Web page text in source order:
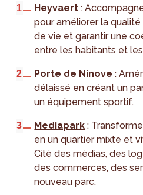
Heyvaert :
pour améliorer la qualité
de vie et garantir une
entre les habitants et
Porte de Ninove :
délaissé en créant un
un équipement sportif.
Mediapark :
en un quartier mixte et
Cité des médias, des
des commerces, des
nouveau parc.